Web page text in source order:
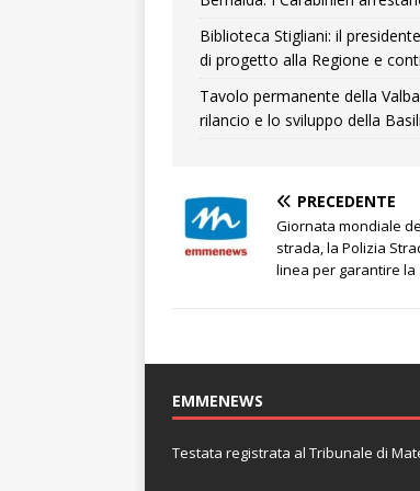
Biblioteca Stigliani: il
di progetto alla Regione e
Tavolo permanente della
rilancio e lo sviluppo della
PRECEDENTE
Giornata mondiale
strada, la Polizia
linea per garantire la
EMMENEWS
Testata registrata al Tribunale di